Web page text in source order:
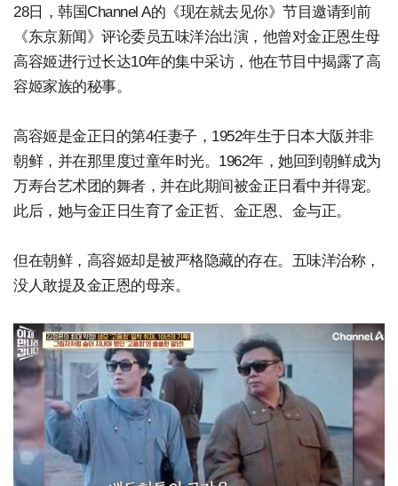
28日，韩国Channel A的《现在就去见你》节目邀请到前
《东京新闻》评论委员五味洋治出演，他曾对金正恩生母
高容姬进行过长达10年的集中采访，他在节目中揭露了高
容姬家族的秘事。
高容姬是金正日的第4任妻子，1952年生于日本大阪并非
朝鲜，并在那里度过童年时光。1962年，她回到朝鲜成为
万寿台艺术团的舞者，并在此期间被金正日看中并得宠。
此后，她与金正日生育了金正哲、金正恩、金与正。
但在朝鲜，高容姬却是被严格隐藏的存在。五味洋治称，
没人敢提及金正恩的母亲。